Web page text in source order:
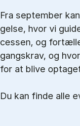
Fra september
gel­se, hvor vi
ces­sen, og
gangs­krav, og
for at blive
Du kan finde alle